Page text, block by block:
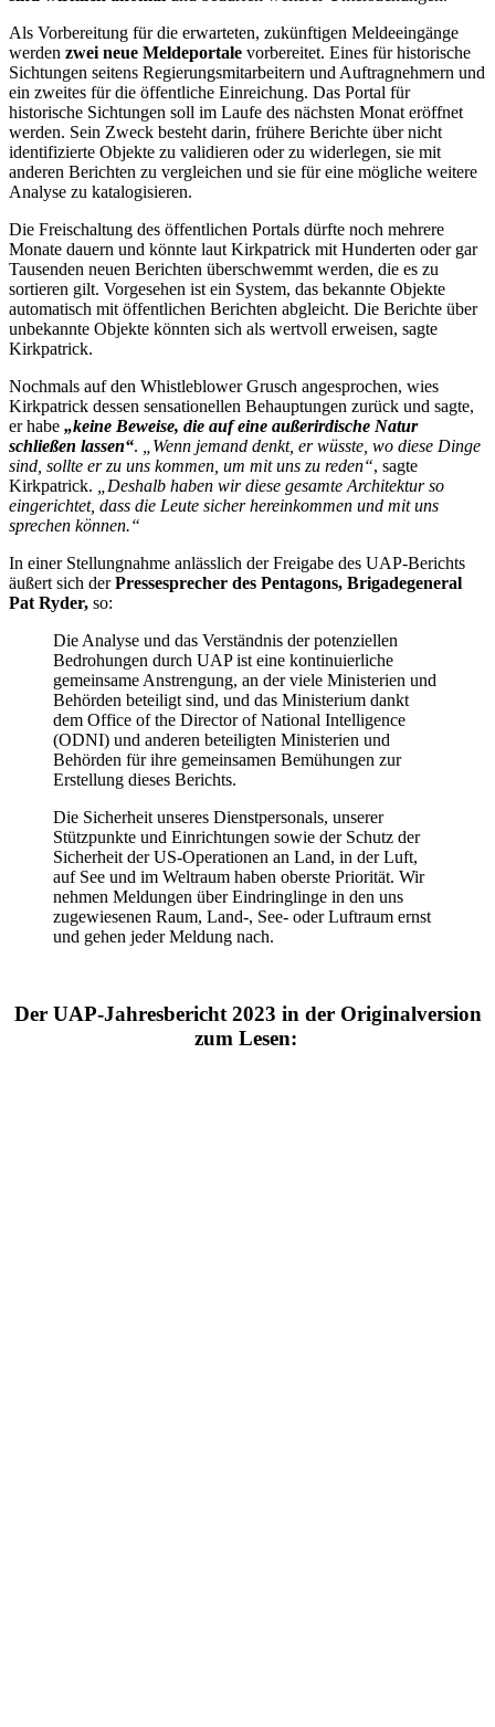
Als Vorbereitung für die erwarteten, zukünftigen Meldeeingänge
werden zwei neue Meldeportale vorbereitet. Eines für historische
Sichtungen seitens Regierungsmitarbeitern und Auftragnehmern und
ein zweites für die öffentliche Einreichung. Das Portal für
historische Sichtungen soll im Laufe des nächsten Monat eröffnet
werden. Sein Zweck besteht darin, frühere Berichte über nicht
identifizierte Objekte zu validieren oder zu widerlegen, sie mit
anderen Berichten zu vergleichen und sie für eine mögliche weitere
Analyse zu katalogisieren.
Die Freischaltung des öffentlichen Portals dürfte noch mehrere
Monate dauern und könnte laut Kirkpatrick mit Hunderten oder gar
Tausenden neuen Berichten überschwemmt werden, die es zu
sortieren gilt. Vorgesehen ist ein System, das bekannte Objekte
automatisch mit öffentlichen Berichten abgleicht. Die Berichte über
unbekannte Objekte könnten sich als wertvoll erweisen, sagte
Kirkpatrick.
Nochmals auf den Whistleblower Grusch angesprochen, wies
Kirkpatrick dessen sensationellen Behauptungen zurück und sagte,
er habe „keine Beweise, die auf eine außerirdische Natur
schließen lassen“.
„Wenn jemand denkt, er wüsste, wo diese Dinge
sind, sollte er zu uns kommen, um mit uns zu reden“, sagte
Kirkpatrick.
„Deshalb haben wir diese gesamte Architektur so
eingerichtet, dass die Leute sicher hereinkommen und mit uns
sprechen können.“
In einer Stellungnahme anlässlich der Freigabe des UAP-Berichts
äußert sich derPressesprecher des Pentagons, Brigadegeneral
Pat Ryder, so:
Die Analyse und das Verständnis der potenziellen
Bedrohungen durch UAP ist eine kontinuierliche
gemeinsame Anstrengung, an der viele Ministerien und
Behörden beteiligt sind, und das Ministerium dankt
dem Office of the Director of National Intelligence
(ODNI) und anderen beteiligten Ministerien und
Behörden für ihre gemeinsamen Bemühungen zur
Erstellung dieses Berichts.
Die Sicherheit unseres Dienstpersonals, unserer
Stützpunkte und Einrichtungen sowie der Schutz der
Sicherheit der US-Operationen an Land, in der Luft,
auf See und im Weltraum haben oberste Priorität. Wir
nehmen Meldungen über Eindringlinge in den uns
zugewiesenen Raum, Land-, See- oder Luftraum ernst
und gehen jeder Meldung nach.
Der UAP-Jahresbericht 2023 in der Originalversion
zum Lesen: